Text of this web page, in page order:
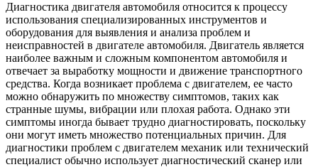
Диагностика двигателя автомобиля относится к процессу
использования специализированных инструментов и
оборудования для выявления и анализа проблем и
неисправностей в двигателе автомобиля. Двигатель является
наиболее важным и сложным компонентом автомобиля и
отвечает за выработку мощности и движение транспортного
средства. Когда возникает проблема с двигателем, ее часто
можно обнаружить по множеству симптомов, таких как
странные шумы, вибрации или плохая работа. Однако эти
симптомы иногда бывает трудно диагностировать, поскольку
они могут иметь множество потенциальных причин. Для
диагностики проблем с двигателем механик или технический
специалист обычно использует диагностический сканер или